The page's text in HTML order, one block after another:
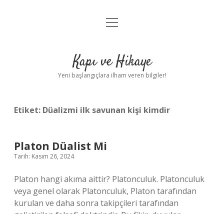
Anasayfa
Yasal Uyarı
menüyü
Kapı ve Hikaye
Yeni başlangıçlara ilham veren bilgiler!
Etiket: Düalizmi ilk savunan kişi kimdir
Platon Düalist Mi
Tarih: Kasım 26, 2024
Platon hangi akıma aittir? Platonculuk. Platonculuk
veya genel olarak Platonculuk, Platon tarafından
kurulan ve daha sonra takipçileri tarafından